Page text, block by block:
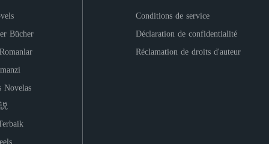
Bücher
Novelas
Conditions de service
Déclaration de confidentialité
Réclamation de droits d'auteur